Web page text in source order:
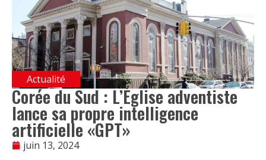
Actualité
Corée du Sud : L’Église adventiste
lance sa propre intelligence
artificielle «GPT»
juin 13, 2024